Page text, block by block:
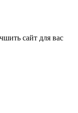
сайт для вас